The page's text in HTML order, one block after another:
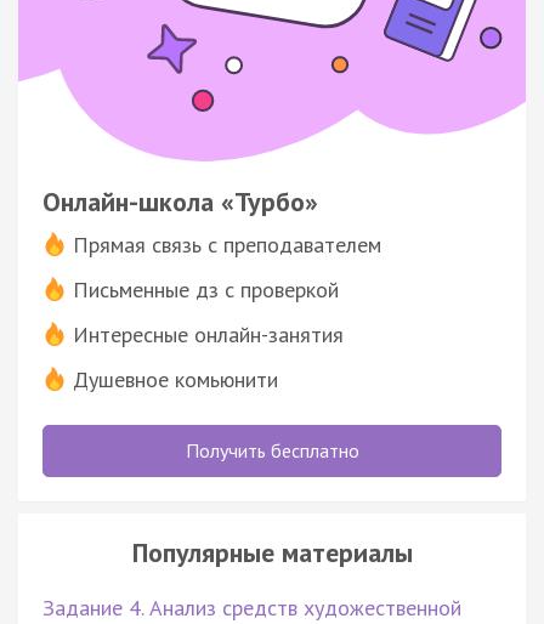
Онлайн-школа «Турбо»
Прямая связь с преподавателем
Письменные дз с проверкой
Интересные онлайн-занятия
Душевное комьюнити
Получить бесплатно
Популярные материалы
Задание 4. Анализ средств художественной